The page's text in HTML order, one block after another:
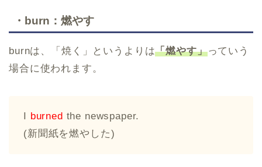
・burn：燃やす
burnは、「焼く」というよりは「燃やす」っていう
場合に使われます。
I burned the newspaper.
(新聞紙を燃やした)